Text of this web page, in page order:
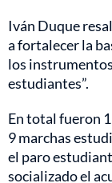
Iván Duque
a fortalecer la
los
estudiantes”.
En total fueron
9 marchas
el paro
socializado el